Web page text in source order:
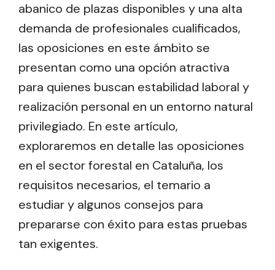
abanico de plazas disponibles y una alta
demanda de profesionales cualificados,
las oposiciones en este ámbito se
presentan como una opción atractiva
para quienes buscan estabilidad laboral y
realización personal en un entorno natural
privilegiado. En este artículo,
exploraremos en detalle las oposiciones
en el sector forestal en Cataluña, los
requisitos necesarios, el temario a
estudiar y algunos consejos para
prepararse con éxito para estas pruebas
tan exigentes.